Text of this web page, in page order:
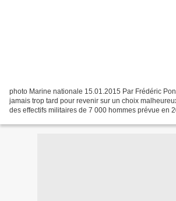
photo Marine nationale 15.01.2015 Par Frédéric
jamais trop tard pour revenir sur un choix
des effectifs militaires de 7 000 hommes prévue en